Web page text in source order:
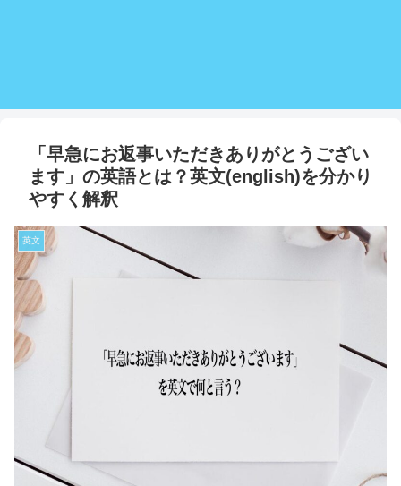
「早急にお返事いただきありがとうござい
ます」の英語とは？英文(english)を分かり
やすく解釈
英文